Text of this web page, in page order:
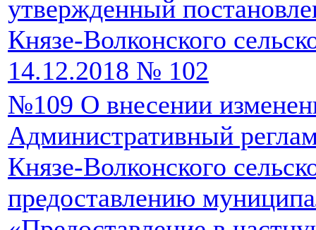
утвержденный
Князе-Волконского
14.12.2018 № 102
№109 О внесении
Административный
Князе-Волконского
предоставлению